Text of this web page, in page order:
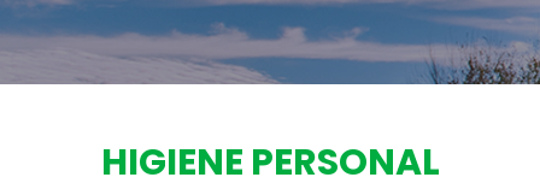
HIGIENE PERSONAL